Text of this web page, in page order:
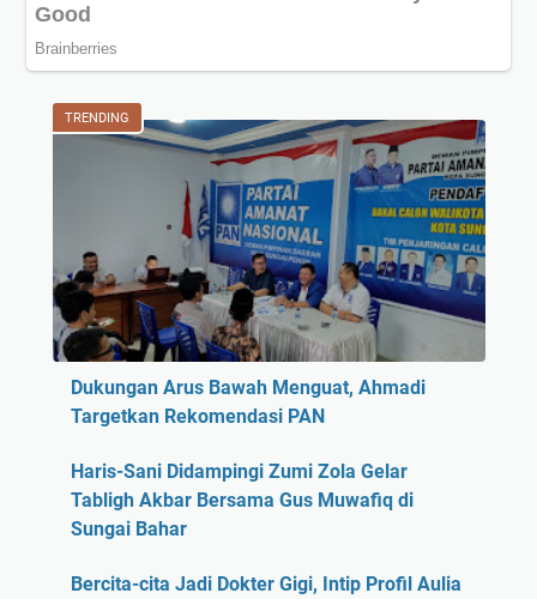
TRENDING
Dukungan Arus Bawah Menguat, Ahmadi
Targetkan Rekomendasi PAN
Haris-Sani Didampingi Zumi Zola Gelar
Tabligh Akbar Bersama Gus Muwafiq di
Sungai Bahar
Bercita-cita Jadi Dokter Gigi, Intip Profil Aulia